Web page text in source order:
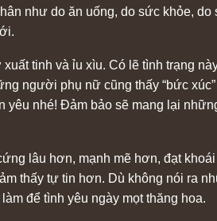
như do ăn uống, do sức khỏe,
xuất tinh và ỉu xìu. Có lẽ tình trạng
người phụ nữ cũng thấy “bức
yêu nhé! Đảm bảo sẽ mang lại
lâu hơn, mạnh mẽ hơn, đạt
thấy tự tin hơn. Dù không nói ra
để tình yêu ngày mọt thăng hoa.